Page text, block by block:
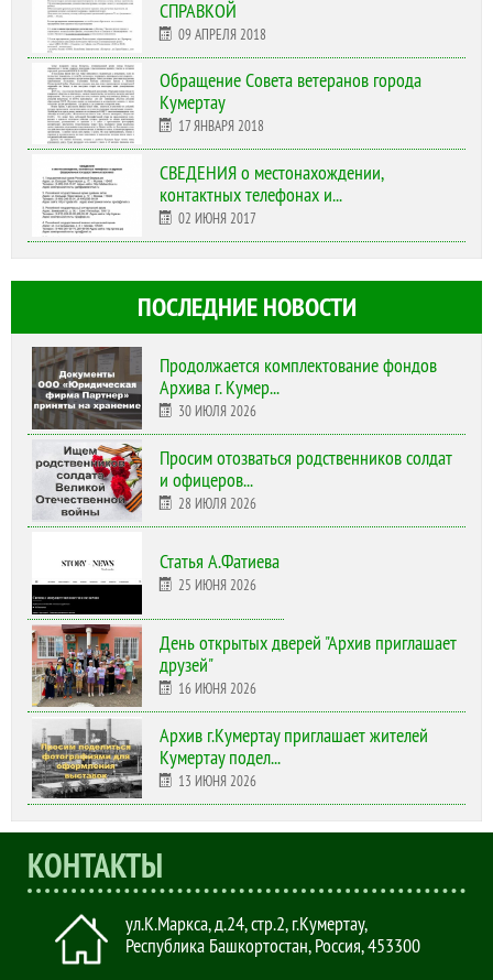
СПРАВКОЙ
09 АПРЕЛЯ 2018
Обращение Совета ветеранов города
Кумертау
17 ЯНВАРЯ 2018
СВЕДЕНИЯ о местонахождении,
контактных телефонах и...
02 ИЮНЯ 2017
ПОСЛЕДНИЕ НОВОСТИ
Продолжается комплектование фондов
Архива г. Кумер...
30 ИЮЛЯ 2026
Просим отозваться родственников солдат
и офицеров...
28 ИЮЛЯ 2026
Статья А.Фатиева
25 ИЮНЯ 2026
День открытых дверей "Архив приглашает
друзей"
16 ИЮНЯ 2026
Архив г.Кумертау приглашает жителей
Кумертау подел...
13 ИЮНЯ 2026
КОНТАКТЫ
ул.К.Маркса, д.24, стр.2,г.Кумертау,
Республика Башкортостан, Россия,453300